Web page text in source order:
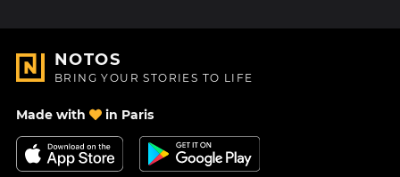
NOTOS
BRING YOUR STORIES TO LIFE
Made with in Paris